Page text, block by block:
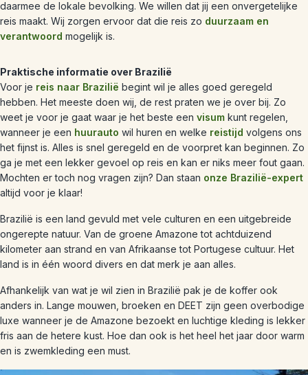
daarmee de lokale bevolking. We willen dat jij een onvergetelijke
reis maakt. Wij zorgen ervoor dat die reis zo duurzaam en
verantwoord mogelijk is.
Praktische informatie over Brazilië
Voor je reis naar Brazilië begint wil je alles goed geregeld
hebben. Het meeste doen wij, de rest praten we je over bij. Zo
weet je voor je gaat waar je het beste een visum kunt regelen,
wanneer je een huurauto wil huren en welke reistijd volgens ons
het fijnst is. Alles is snel geregeld en de voorpret kan beginnen. Zo
ga je met een lekker gevoel op reis en kan er niks meer fout gaan.
Mochten er toch nog vragen zijn? Dan staan onze Brazilië-expert
altijd voor je klaar!
Brazilië is een land gevuld met vele culturen en een uitgebreide
ongerepte natuur. Van de groene Amazone tot achtduizend
kilometer aan strand en van Afrikaanse tot Portugese cultuur. Het
land is in één woord divers en dat merk je aan alles.
Afhankelijk van wat je wil zien in Brazilië pak je de koffer ook
anders in. Lange mouwen, broeken en DEET zijn geen overbodige
luxe wanneer je de Amazone bezoekt en luchtige kleding is lekker
fris aan de hetere kust. Hoe dan ook is het heel het jaar door warm
en is zwemkleding een must.